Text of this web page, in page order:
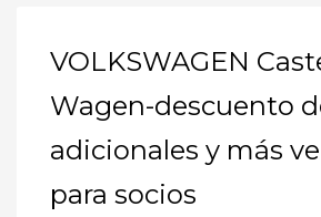
VOLKSWAGEN
Wagen-descuento
adicionales y más
para socios